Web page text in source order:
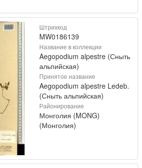
Штрихкод
MW0186139
Название в коллекции
Aegopodium alpestre (Сныть
альпийская)
Принятое название
Aegopodium alpestre Ledeb.
(Сныть альпийская)
Районирование
Монголия (MONG)
(Монголия)